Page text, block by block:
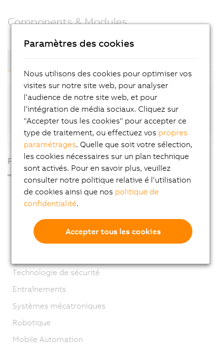
Components & Modules
Automation Net/PVI licenses
Automation Net/PVI versions
Produits
PC industriels
Visualisation et commande
Systèmes de contrôle
Systèmes d’E/S
Technologie de sécurité
Entraînements
Systèmes mécatroniques
Robotique
Mobile Automation
Paramètres des cookies
Nous utilisons des cookies pour optimiser vos
visites sur notre site web, pour analyser
l‘audience de notre site web, et pour
l‘intégration de média sociaux. Cliquez sur
"Accepter tous les cookies" pour accepter ce
type de traitement, ou effectuez vos propres
paramétrages. Quelle que soit votre sélection,
les cookies nécessaires sur un plan technique
sont activés. Pour en savoir plus, veuillez
consulter notre politique relative é l‘utilisation
de cookies ainsi que nos politique de
confidentialité.
Accepter tous les cookies